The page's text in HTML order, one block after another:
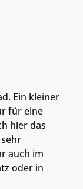
Ein kleiner
für eine
hier das
auch im
oder in